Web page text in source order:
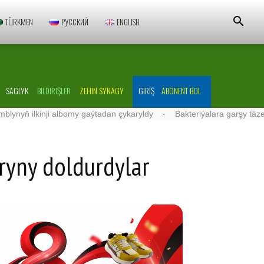
TÜRKMEN РУССКИЙ ENGLISH
SAGLYK BILDIRIŞLER ZEHIN SYNAGY GIRIŞ ABONENT BOL
ilkinji albomy gaýtadan çykaryldy · Bakteriýalara garşy täze
doldurdylar